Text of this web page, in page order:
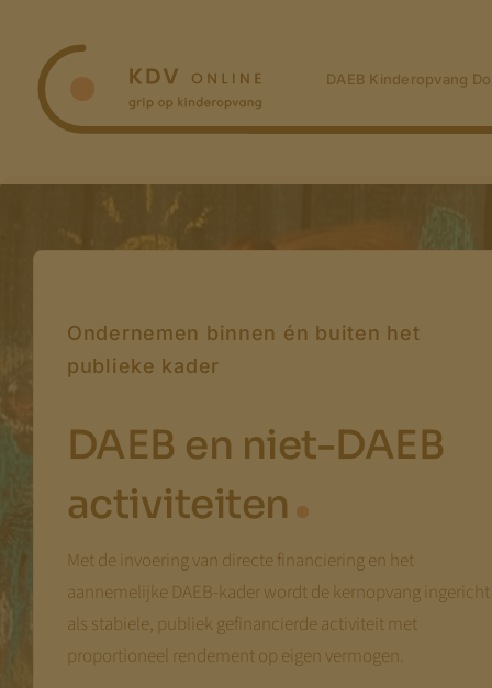
inhoud
DAEB Kinderopvang
Ondernemen binnen én buiten het
publieke kader
DAEB en niet-DAEB
activiteiten
Met de invoering van directe financiering en het
aannemelijke DAEB-kader wordt de kernopvang ingericht
als stabiele, publiek gefinancierde activiteit met
proportioneel rendement op eigen vermogen.